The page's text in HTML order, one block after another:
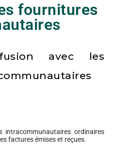
fournitures
avec les
intracommunautaires ordinaires
factures émises et reçues.